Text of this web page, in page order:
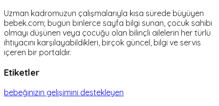
Uzman kadromuzun çalışmalarıyla kısa sürede büyüyen
bebek.com; bugün binlerce sayfa bilgi sunan, çocuk sahibi
olmayı düşünen veya çocuğu olan bilinçli ailelerin her türlü
ihtiyacını karşılayabildikleri, birçok güncel, bilgi ve servis
içeren bir portaldır.
Etiketler
bebeğinizin gelişimini destekleyen